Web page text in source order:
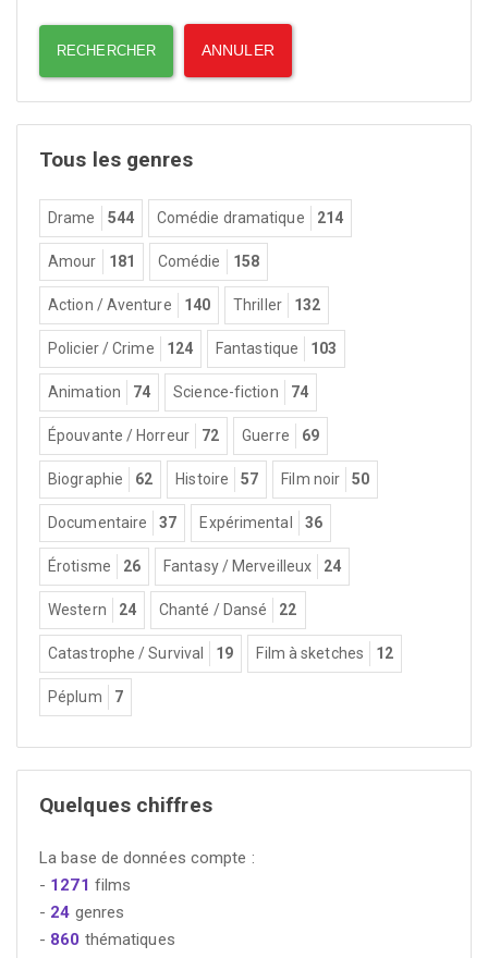
Tous les genres
Drame 544 Comédie dramatique 214
Amour 181 Comédie 158
Action / Aventure 140 Thriller 132
Policier / Crime 124 Fantastique 103
Animation 74 Science-fiction 74
Épouvante / Horreur 72 Guerre 69
Biographie 62 Histoire 57 Film noir 50
Documentaire 37 Expérimental 36
Érotisme 26 Fantasy / Merveilleux 24
Western 24 Chanté / Dansé 22
Catastrophe / Survival 19 Film à sketches 12
Péplum 7
Quelques chiffres
La base de données compte :
- 1271 films
- 24 genres
- 860 thématiques